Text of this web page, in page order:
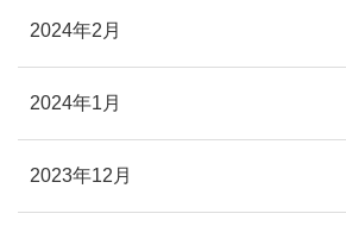
2024年2月
2024年1月
2023年12月